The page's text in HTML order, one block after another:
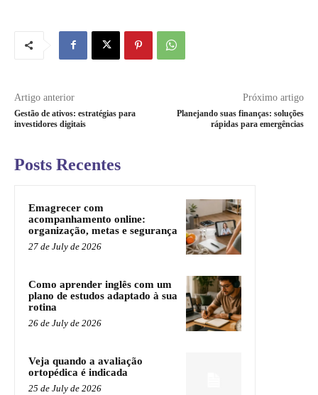
Artigo anterior
Gestão de ativos: estratégias para
investidores digitais
Próximo artigo
Planejando suas finanças: soluções
rápidas para emergências
Posts Recentes
Emagrecer com
acompanhamento online:
organização, metas e segurança
27 de July de 2026
Como aprender inglês com um
plano de estudos adaptado à sua
rotina
26 de July de 2026
Veja quando a avaliação
ortopédica é indicada
25 de July de 2026